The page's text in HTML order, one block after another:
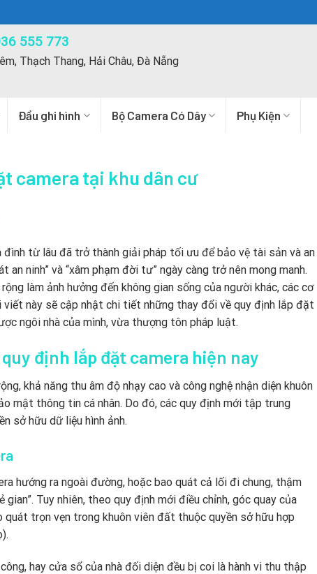
555 773
Thạch Thang, Hải Châu, Đà Nẵng
Đầu ghi hình Bộ Camera Có Dây Phụ Kiện
camera tại khu dân cư
từ lâu đã trở thành giải pháp tối ưu để bảo vệ tài sản và an
ninh” và “xâm phạm đời tư” ngày càng trở nên mong manh.
làm ảnh hưởng đến không gian sống của người khác, các cơ
viết này sẽ cập nhật chi tiết những thay đổi về quy định lắp đặt
ngôi nhà của mình, vừa thượng tôn pháp luật.
định lắp đặt camera hiện nay
khả năng thu âm độ nhạy cao và công nghệ nhận diện khuôn
mật thông tin cá nhân. Do đó, các quy định mới tập trung
sở hữu dữ liệu hình ảnh.
hướng ra ngoài đường, hoặc bao quát cả lối đi chung, thậm
Tuy nhiên, theo quy định mới điều chỉnh, góc quay của
quát trọn vẹn trong khuôn viên đất thuộc quyền sở hữu hợp
hay cửa sổ của nhà đối diện đều bị coi là hành vi thu thập